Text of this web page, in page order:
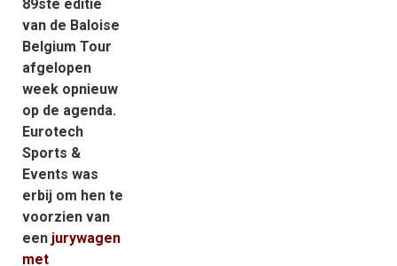
89ste editie
van de Baloise
Belgium Tour
afgelopen
week opnieuw
op de agenda.
Eurotech
Sports &
Events was
erbij om hen te
voorzien van
een jurywagen
met